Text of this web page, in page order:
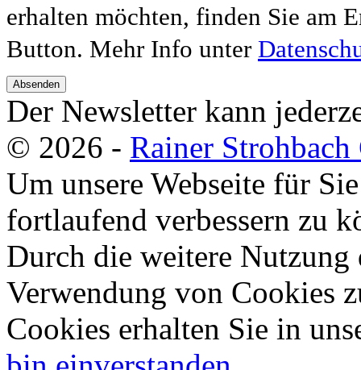
erhalten möchten, finden Sie am
Button. Mehr Info unter
Absenden
Der Newsletter kann
© 2026 - Rainer
Um unsere Webseite für
fortlaufend verbessern zu
Durch die weitere Nutzung
Verwendung von Cookies
Cookies erhalten Sie in